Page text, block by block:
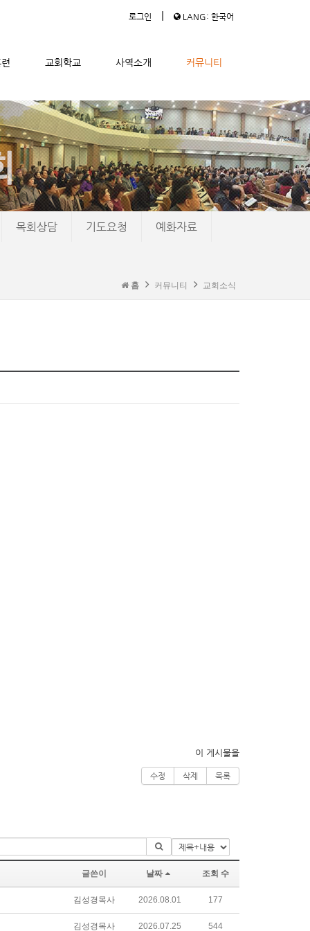
로그인 | LANG: 한국어
교회학교 사역소개 커뮤니티
목회상담 기도요청 예화자료
홈 커뮤니티 교회소식
이 게시물을
수정 삭제 목록
글쓴이 날짜 조회 수
김성경목사 2026.08.01 177
김성경목사 2026.07.25 544